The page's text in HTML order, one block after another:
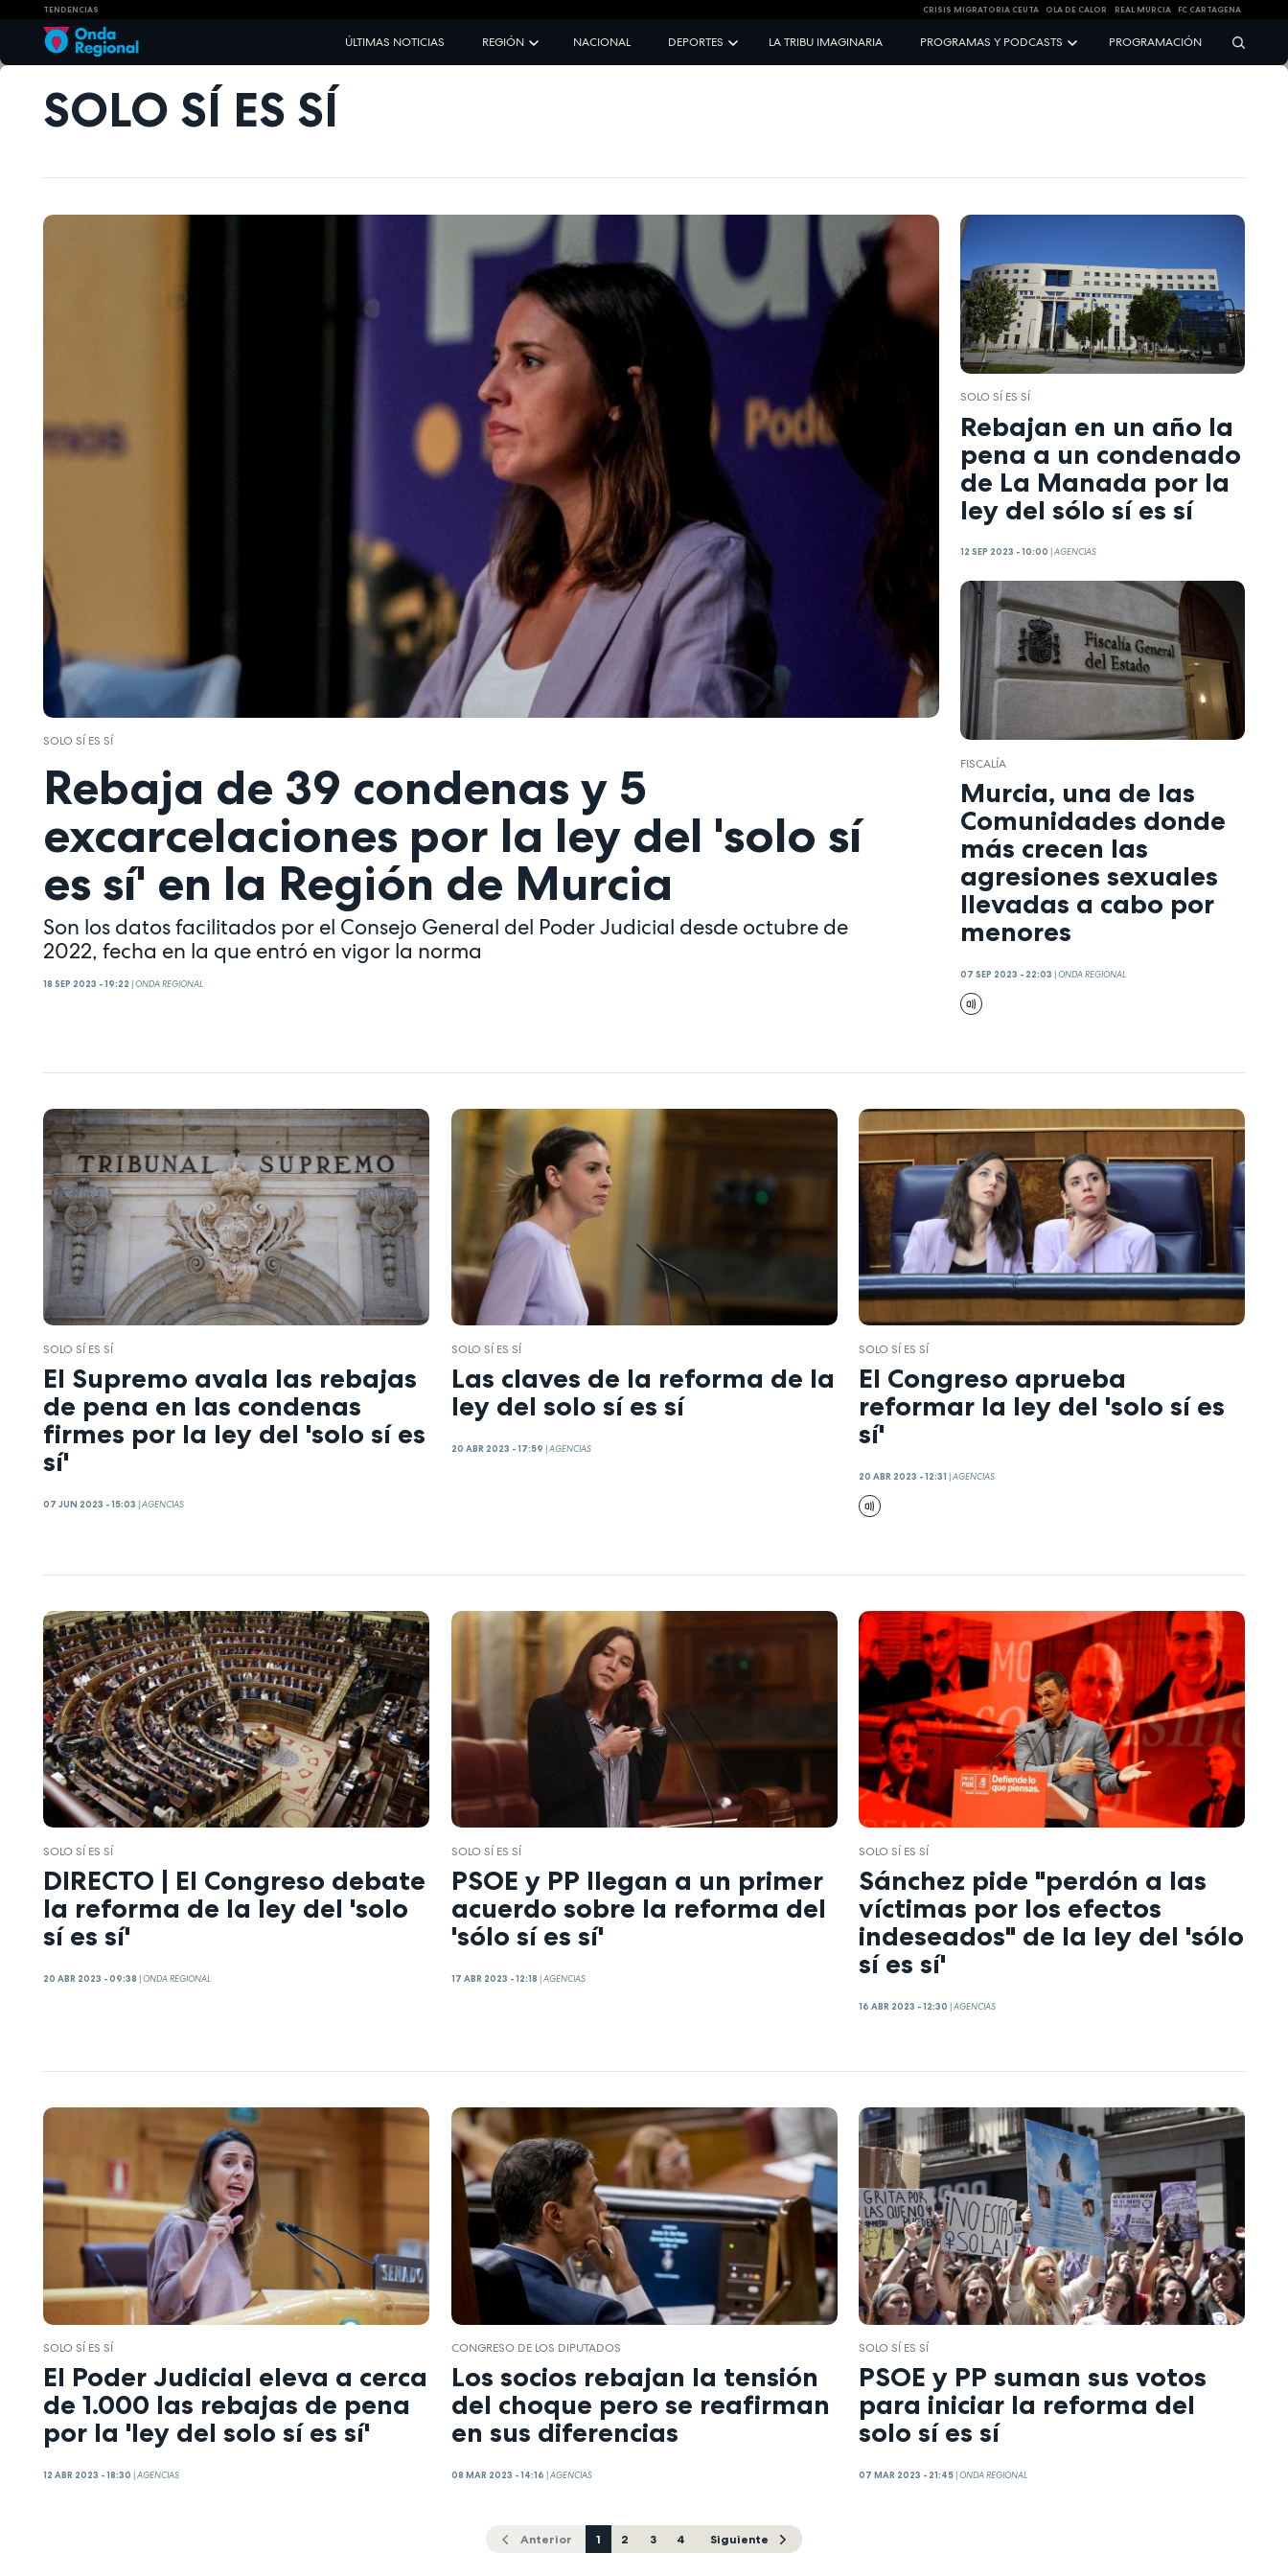
TENDENCIAS CRISIS MIGRATORIA CEUTA OLA DE CALOR REAL MURCIA FC CARTAGENA
ÚLTIMAS NOTICIAS REGIÓN NACIONAL DEPORTES LA TRIBU IMAGINARIA PROGRAMAS Y PODCASTS PROGRAMACIÓN
SOLO SÍ ES SÍ
SOLO SÍ ES SÍ
Rebaja de 39 condenas y 5
excarcelaciones por la ley del 'solo sí
es sí' en la Región de Murcia
Son los datos facilitados por el Consejo General del Poder Judicial desde octubre de
2022, fecha en la que entró en vigor la norma
18 SEP 2023 - 19:22 |ONDA REGIONAL
SOLO SÍ ES SÍ
Rebajan en un año la
pena a un condenado
de La Manada por la
ley del sólo sí es sí
12 SEP 2023 - 10:00 |AGENCIAS
FISCALÍA
Murcia, una de las
Comunidades donde
más crecen las
agresiones sexuales
llevadas a cabo por
menores
07 SEP 2023 - 22:03 |ONDA REGIONAL
SOLO SÍ ES SÍ
El Supremo avala las rebajas
de pena en las condenas
firmes por la ley del 'solo sí es
sí'
07 JUN 2023 - 15:03 |AGENCIAS
SOLO SÍ ES SÍ
Las claves de la reforma de la
ley del solo sí es sí
20 ABR 2023 - 17:59 |AGENCIAS
SOLO SÍ ES SÍ
El Congreso aprueba
reformar la ley del 'solo sí es
sí'
20 ABR 2023 - 12:31 |AGENCIAS
SOLO SÍ ES SÍ
DIRECTO | El Congreso debate
la reforma de la ley del 'solo
sí es sí'
20 ABR 2023 - 09:38 |ONDA REGIONAL
SOLO SÍ ES SÍ
PSOE y PP llegan a un primer
acuerdo sobre la reforma del
'sólo sí es sí'
17 ABR 2023 - 12:18 |AGENCIAS
SOLO SÍ ES SÍ
Sánchez pide "perdón a las
víctimas por los efectos
indeseados" de la ley del 'sólo
sí es sí'
16 ABR 2023 - 12:30 |AGENCIAS
SOLO SÍ ES SÍ
El Poder Judicial eleva a cerca
de 1.000 las rebajas de pena
por la 'ley del solo sí es sí'
12 ABR 2023 - 18:30 |AGENCIAS
CONGRESO DE LOS DIPUTADOS
Los socios rebajan la tensión
del choque pero se reafirman
en sus diferencias
08 MAR 2023 - 14:16 |AGENCIAS
SOLO SÍ ES SÍ
PSOE y PP suman sus votos
para iniciar la reforma del
solo sí es sí
07 MAR 2023 - 21:45 |ONDA REGIONAL
Anterior 1 2 3 4 Siguiente